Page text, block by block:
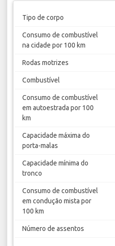
Tipo de corpo
Consumo de combustível
na cidade por 100 km
Rodas motrizes
Combustível
Consumo de combustível
em autoestrada por 100
km
Capacidade máxima do
porta-malas
Capacidade mínima do
tronco
Consumo de combustível
em condução mista por
100 km
Número de assentos